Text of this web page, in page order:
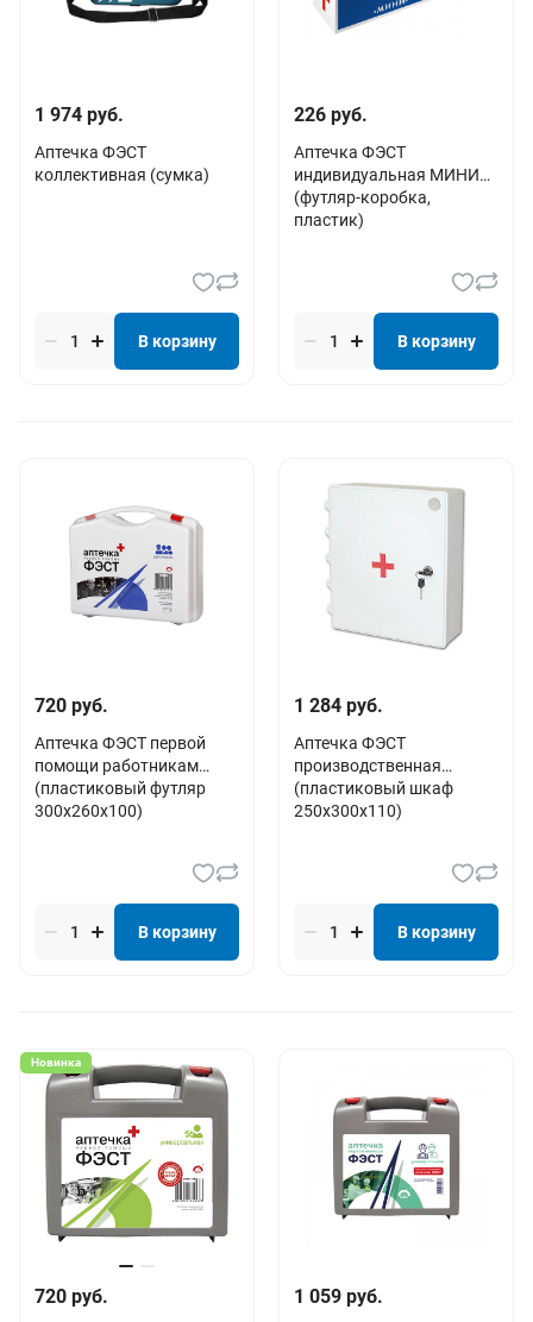
1 974 руб.
Аптечка ФЭСТ
коллективная (сумка)
В корзину
226 руб.
Аптечка ФЭСТ
индивидуальная МИНИ
(футляр-коробка,
пластик)
В корзину
720 руб.
Аптечка ФЭСТ первой
помощи работникам
(пластиковый футляр
300х260х100)
В корзину
1 284 руб.
Аптечка ФЭСТ
производственная
(пластиковый шкаф
250х300х110)
В корзину
Новинка
720 руб. 1 059 руб.